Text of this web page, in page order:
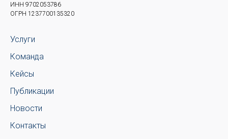
ИНН 9702053786
ОГРН 1237700135320
Услуги
Команда
Кейсы
Публикации
Новости
Контакты